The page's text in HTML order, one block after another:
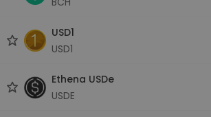
USD1
USD1
Ethena USDe
USDE